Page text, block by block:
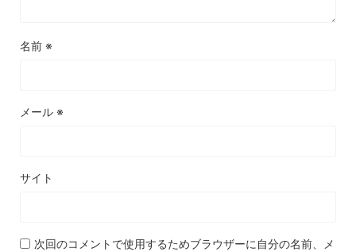
名前 ※
メール ※
サイト
次回のコメントで使用するためブラウザーに自分の名前、メ